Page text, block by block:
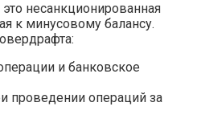
несанкционированная
к минусовому балансу.
и банковское
проведении операций за